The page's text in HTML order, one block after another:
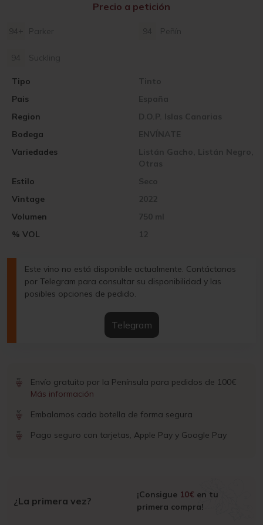
Parker Peñín
Suckling
Pais España
Vintage 2022
Region D.O.P. Islas Canarias
Volumen 750 ml
Bodega ENVÍNATE
% VOL 12
Variedades
Listán Gacho, Listán Negro,
Otras
Tipo Tinto
Estilo Seco
Precio a petición
Este vino no está disponible actualmente. Contáctanos
por Telegram para consultar su disponibilidad y las
posibles opciones de pedido.
Telegram
Envío gratuito por la Península para pedidos de 100€
Más información
Embalamos cada botella de forma segura
Pago seguro con tarjetas, Apple Pay y Google Pay
¿La primera vez?
¡Consigue 10€ en tu
primera compra!